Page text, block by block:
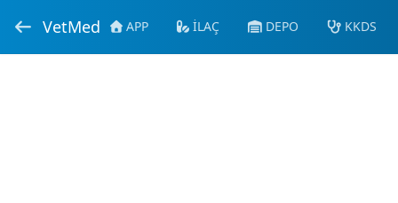
VetMed APP İLAÇ DEPO KKDS